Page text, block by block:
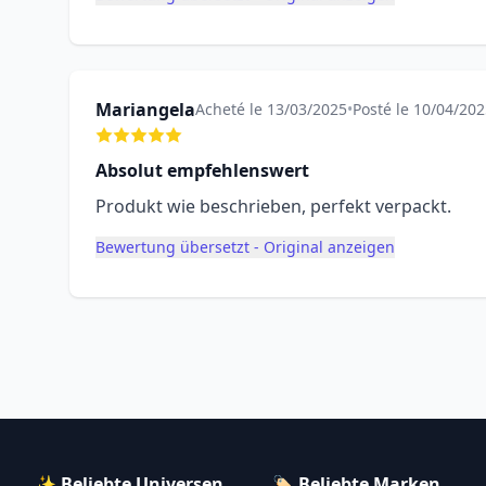
MariangelaAcheté le 13/03/2025•Posté le 10/04/
Absolut empfehlenswert
Produkt wie beschrieben, perfekt verpackt.
Bewertung übersetzt - Original anzeigen